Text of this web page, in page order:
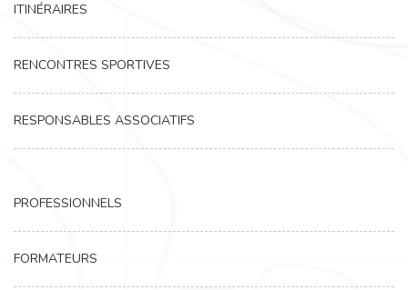
ITINÉRAIRES
RENCONTRES SPORTIVES
RESPONSABLES ASSOCIATIFS
PROFESSIONNELS
FORMATEURS